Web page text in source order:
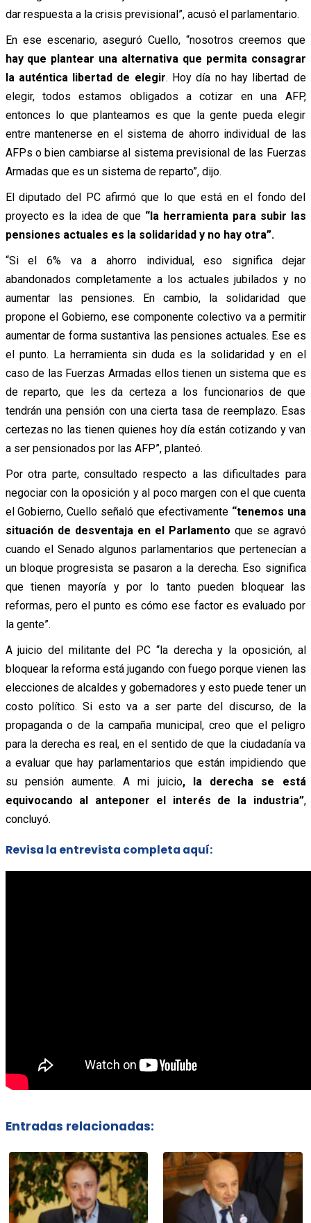
dar respuesta a la crisis previsional”, acusó el parlamentario.
En ese escenario, aseguró Cuello, “nosotros creemos que
hay que plantear una alternativa que permita consagrar
la auténtica libertad de elegir. Hoy día no hay libertad de
elegir, todos estamos obligados a cotizar en una AFP,
entonces lo que planteamos es que la gente pueda elegir
entre mantenerse en el sistema de ahorro individual de las
AFPs o bien cambiarse al sistema previsional de las Fuerzas
Armadas que es un sistema de reparto”, dijo.
El diputado del PC afirmó que lo que está en el fondo del
proyecto es la idea de que “la herramienta para subir las
pensiones actuales es la solidaridad y no hay otra”.
“Si el 6% va a ahorro individual, eso significa dejar
abandonados completamente a los actuales jubilados y no
aumentar las pensiones. En cambio, la solidaridad que
propone el Gobierno, ese componente colectivo va a permitir
aumentar de forma sustantiva las pensiones actuales. Ese es
el punto. La herramienta sin duda es la solidaridad y en el
caso de las Fuerzas Armadas ellos tienen un sistema que es
de reparto, que les da certeza a los funcionarios de que
tendrán una pensión con una cierta tasa de reemplazo. Esas
certezas no las tienen quienes hoy día están cotizando y van
a ser pensionados por las AFP”, planteó.
Por otra parte, consultado respecto a las dificultades para
negociar con la oposición y al poco margen con el que cuenta
el Gobierno, Cuello señaló que efectivamente “tenemos una
situación de desventaja en el Parlamento que se agravó
cuando el Senado algunos parlamentarios que pertenecían a
un bloque progresista se pasaron a la derecha. Eso significa
que tienen mayoría y por lo tanto pueden bloquear las
reformas, pero el punto es cómo ese factor es evaluado por
la gente”.
A juicio del militante del PC “la derecha y la oposición, al
bloquear la reforma está jugando con fuego porque vienen las
elecciones de alcaldes y gobernadores y esto puede tener un
costo político. Si esto va a ser parte del discurso, de la
propaganda o de la campaña municipal, creo que el peligro
para la derecha es real, en el sentido de que la ciudadanía va
a evaluar que hay parlamentarios que están impidiendo que
su pensión aumente. A mi juicio, la derecha se está
equivocando al anteponer el interés de la industria”,
concluyó.
Revisa la entrevista completa aquí:
Entradas relacionadas: